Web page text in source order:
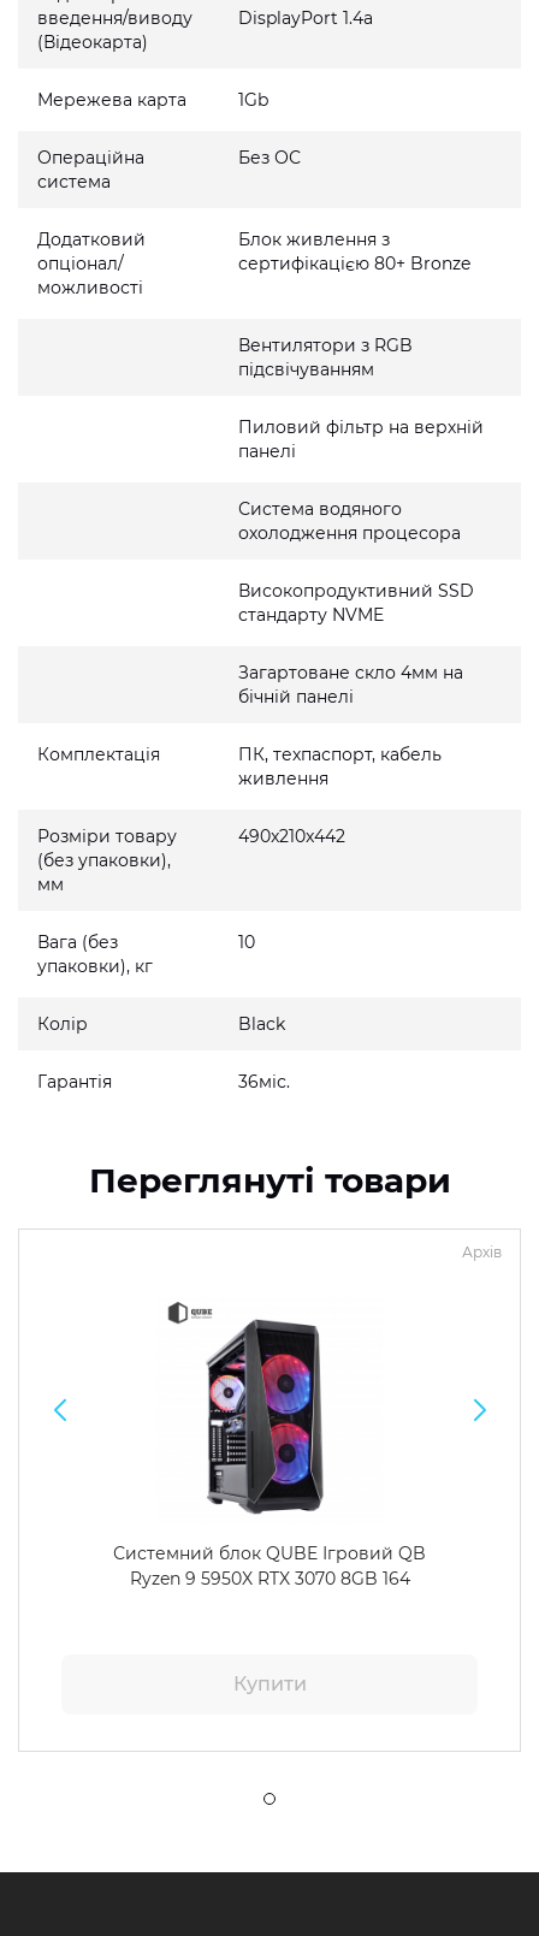
введення/виводу
(Відеокарта)
DisplayPort 1.4a
Мережева карта 1Gb
Операційна
система
Без ОС
Додатковий
опціонал/
можливості
Блок живлення з
сертифікацією 80+ Bronze
Вентилятори з RGB
підсвічуванням
Пиловий фільтр на верхній
панелі
Система водяного
охолодження процесора
Високопродуктивний SSD
стандарту NVME
Загартоване скло 4мм на
бічній панелі
Комплектація
ПК, техпаспорт, кабель
живлення
Розміри товару
(без упаковки),
мм
490x210x442
Вага (без
упаковки), кг
10
Колір Black
Гарантія 36міс.
Переглянуті товари
Архів
Системний блок QUBE Ігровий QB
Ryzen 9 5950X RTX 3070 8GB 164
Купити